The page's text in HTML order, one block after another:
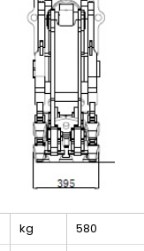
kg
580